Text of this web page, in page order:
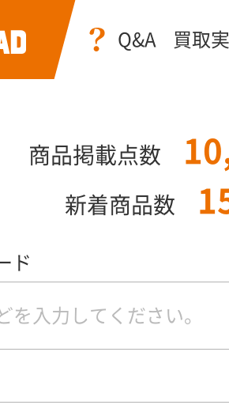
Q&A 買取
商品掲載点数
新着商品数
ド